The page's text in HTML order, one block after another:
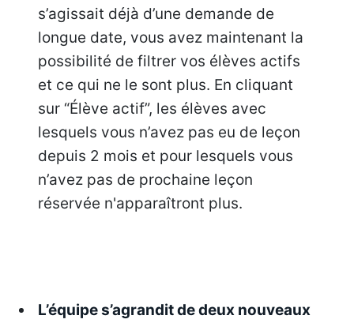
s’agissait déjà d’une demande de
longue date, vous avez maintenant la
possibilité de filtrer vos élèves actifs
et ce qui ne le sont plus. En cliquant
sur “Élève actif”, les élèves avec
lesquels vous n’avez pas eu de leçon
depuis 2 mois et pour lesquels vous
n’avez pas de prochaine leçon
réservée n'apparaîtront plus.
L’équipe s’agrandit de deux nouveaux